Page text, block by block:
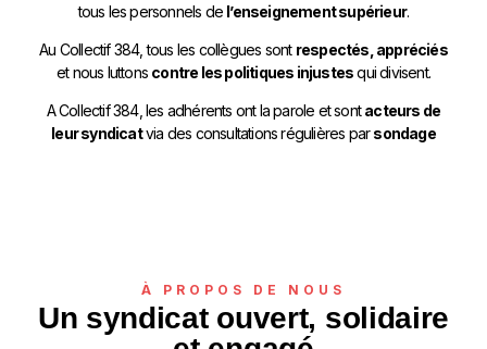
tous les personnels de l’enseignement supérieur.
Au Collectif 384, tous les collègues sont respectés, appréciés
et nous luttons contre les politiques injustesqui divisent.
A Collectif 384, les adhérents ont la parole et sontacteurs de
leur syndicatvia des consultations régulières parsondage
À PROPOS DE NOUS
Un syndicat ouvert, solidaire